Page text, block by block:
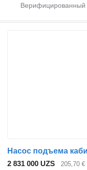
2 831 000 UZS 205,70 €